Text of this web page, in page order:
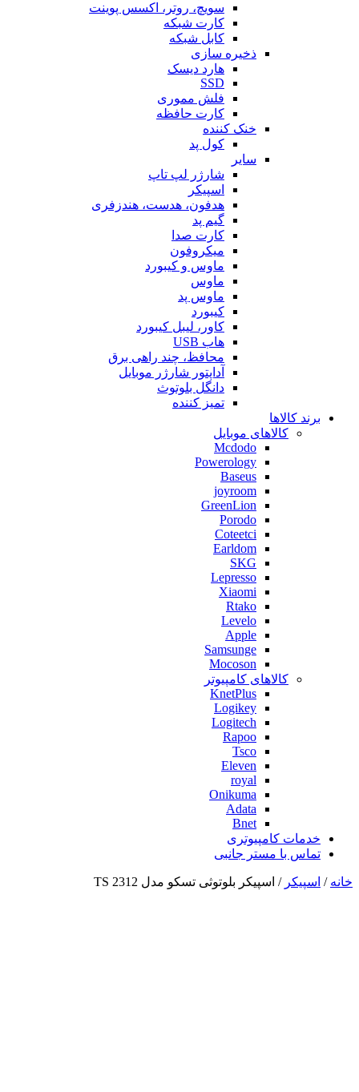
سویچ، روتر، اکسس پوینت
کارت شبکه
کابل شبکه
ذخیره سازی
هارد دیسک
SSD
فلش مموری
کارت حافظه
خنک کننده
کول پد
سایر
شارژر لپ تاپ
اسپیکر
هدفون، هدست، هندزفری
گیم پد
کارت صدا
میکروفون
ماوس و کیبورد
ماوس
ماوس پد
کیبورد
کاور، لیبل کیبورد
هاب USB
محافظ، چند راهی برق
آداپتور شارژر موبایل
دانگل بلوتوث
تمیز کننده
برند کالاها
کالاهای موبایل
Mcdodo
Powerology
Baseus
joyroom
GreenLion
Porodo
Coteetci
Earldom
SKG
Lepresso
Xiaomi
Rtako
Levelo
Apple
Samsunge
Mocoson
کالاهای کامپیوتر
KnetPlus
Logikey
Logitech
Rapoo
Tsco
Eleven
royal
Onikuma
Adata
Bnet
خدمات کامپیوتری
تماس با مستر جانبی
خانه / اسپیکر / اسپیکر بلوتوثی تسکو مدل TS 2312